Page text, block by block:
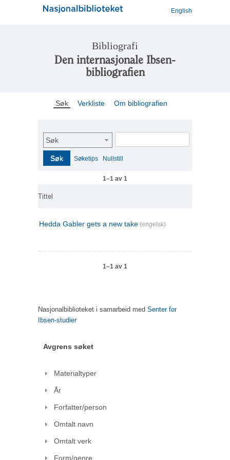
English
Bibliografi
Den internasjonale Ibsen-
bibliografien
Søk Verkliste Om bibliografien
Søk
Søk Søketips Nullstill
1–1 av 1
Tittel
Hedda Gabler gets a new take (engelsk)
1–1 av 1
Nasjonalbiblioteket i samarbeid med Senter for
Ibsen-studier
Avgrens søket
Materialtyper
År
Forfatter/person
Omtalt navn
Omtalt verk
Form/genre